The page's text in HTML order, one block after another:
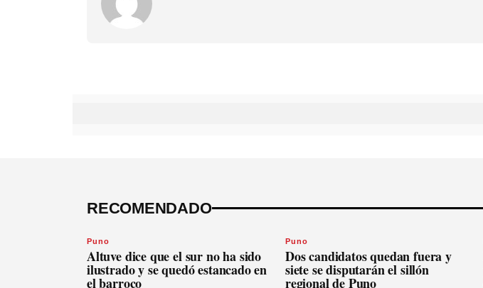
RECOMENDADO
Puno
Altuve dice que el sur no ha sido
ilustrado y se quedó estancado en
el barroco
Puno
Dos candidatos quedan fuera y
siete se disputarán el sillón
regional de Puno